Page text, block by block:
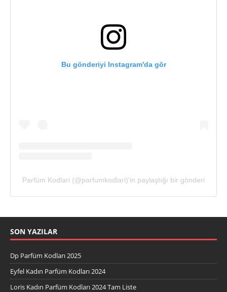
Bu gönderiyi Instagram'da gör
Parfüm Kodlari (@parfumkodlari)'in paylaştığı bir gönderi
SON YAZILAR
Dp Parfüm Kodları 2025
Eyfel Kadın Parfüm Kodları 2024
Loris Kadın Parfüm Kodları 2024 Tam Liste